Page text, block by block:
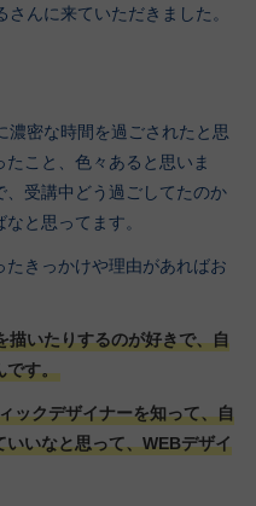
んに来ていただきました。
濃密な時間を過ごされたと思
こと、色々あると思いま
受講中どう過ごしてたのか
と思ってます。
きっかけや理由があればお
描いたりするのが好きで、自
です。
ックデザイナーを知って、自
いなと思って、WEBデザイ